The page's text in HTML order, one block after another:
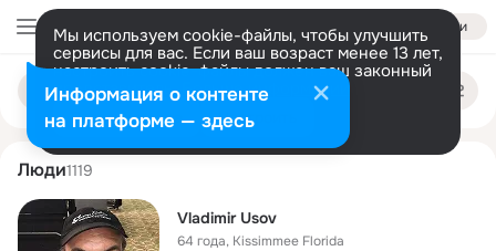
Войти
Мы используем cookie-файлы, чтобы улучшить
сервисы для вас. Если ваш возраст менее 13 лет,
настроить cookie-файлы должен ваш законный
представитель. Больше информации
Разрешить все Настроить
Поиск
людям
vladimir usov
Люди1119
Vladimir Usov
64 года, Kissimmee Florida
Информация о контенте
на платформе — здесь